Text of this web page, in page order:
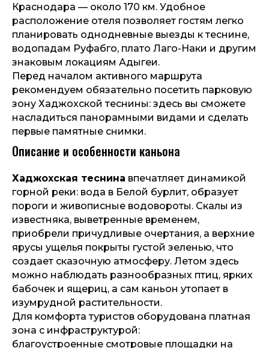
Краснодара — около 170 км. Удобное
расположение отеля позволяет гостям легко
планировать однодневные выезды к теснине,
водопадам Руфабго, плато Лаго-Наки и другим
знаковым локациям Адыгеи.
Перед началом активного маршрута
рекомендуем обязательно посетить парковую
зону Хаджохской теснины: здесь вы сможете
насладиться панорамными видами и сделать
первые памятные снимки.
Описание и особенности каньона
Хаджохская теснина впечатляет динамикой
горной реки: вода в Белой бурлит, образует
пороги и живописные водовороты. Скалы из
известняка, выветренные временем,
приобрели причудливые очертания, а верхние
ярусы ущелья покрыты густой зеленью, что
создает сказочную атмосферу. Летом здесь
можно наблюдать разнообразных птиц, ярких
бабочек и ящериц, а сам каньон утопает в
изумрудной растительности.
Для комфорта туристов оборудована платная
зона с инфраструктурой:
благоустроенные смотровые площадки на